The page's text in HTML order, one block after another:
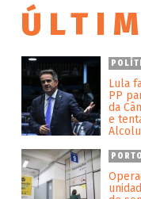
Lula
PP
da
e